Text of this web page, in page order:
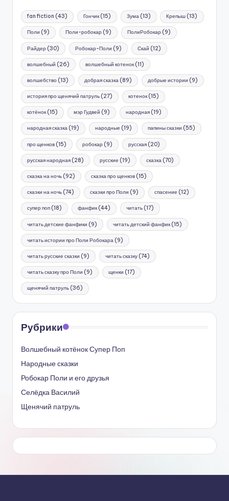
fan fiction (43) Гончик(15) Зума(13) Крепыш (13)
Поли (9) Поли-робокар (9) ПолиРобокар (9)
Райдер (30) Робокар-Поли (9) Скай (12)
волшебный (26) волшебный котенок(11)
волшебство (13) добрая сказка(89) добрые истории (9)
история про щенячий патруль (27) котенок(15)
котёнок(15) мэр Гудвей (9) народная(19)
народная сказка (19) народные (19) папины сказки (55)
про щенков (15) робокар (9) русская(20)
русская народная (28) русские (19) сказка(70)
сказка на ночь (92) сказка про щенков(15)
сказки на ночь (74) сказки про Поли (9) спасение (12)
супер поп (18) фанфик(44) читать(17)
читать детские фанфики (9) читать детский фанфик(15)
читать истории про Поли Робокара (9)
читать русские сказки (9) читать сказку(74)
читать сказку про Поли (9) щенки (17)
щенячий патруль (36)
Рубрики
Волшебный котёнок Супер Поп
Народные сказки
Робокар Поли и его друзья
Селёдка Василий
Щенячий патруль